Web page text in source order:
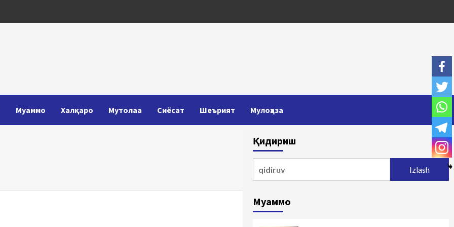
Муаммо Халқаро Мутолаа Сиёсат Шеърият Мулоҳаза
Қидириш
Муаммо